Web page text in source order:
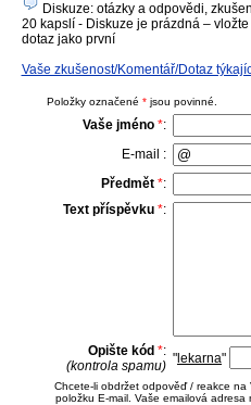
Diskuze: otázky a odpovědi,
20 kapslí - Diskuze je prázdná –
dotaz jako první
Vaše zkušenost/Komentář/Dotaz
Položky označené * jsou povinné.
Vaše jméno *:
E-mail :
Předmět *:
Text příspěvku *:
Opište kód *:
(kontrola spamu) " lekarna"
Chcete-li obdržet odpověď / reakce
položku E-mail. Vaše emailová